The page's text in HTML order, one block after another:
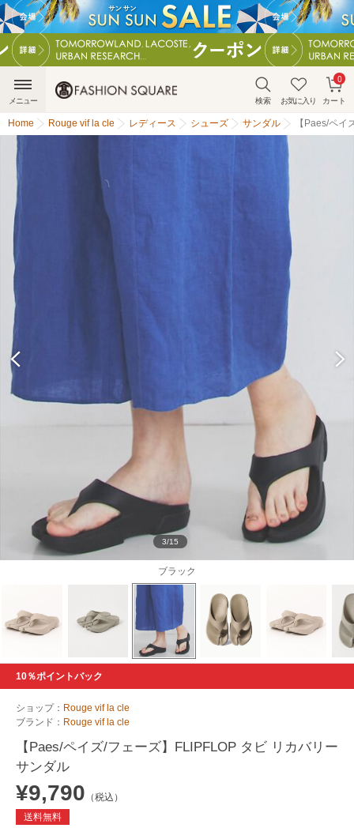
検索 お気に入り カート
0
メニュー
Home Rouge vif la cle レディース シューズ サンダル 【Paes/ペ
ブラック
3/15
10％ポイントバック
ショップ： Rouge vif la cle
ブランド： Rouge vif la cle
【Paes/ペイズ/フェーズ】FLIPFLOP タビ リカバリー
サンダル
¥9,790 （税込）
送料無料